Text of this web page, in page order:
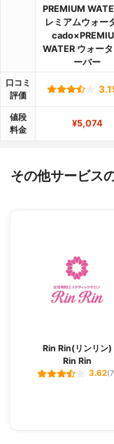
PREMIUM
レミアムウォー
WATER ウォー
ーバー
口コミ
評価
値段
料金
¥5,074
その他サービス
Rin Rin(リンリン)
Rin Rin
3.62